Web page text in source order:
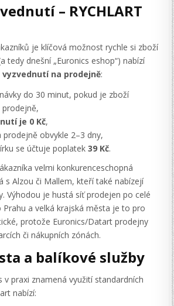
– RYCHLART
je klíčová možnost rychle si zboží
tedy dnešní „Euronics eshop“) nabízí
vyzvednutí na prodejně:
do 30 minut, pokud je zboží
prodejně,
je 0 Kč,
prodejně obvykle 2–3 dny,
se účtuje poplatek39 Kč.
velmi konkurenceschopná
s Alzou či Mallem, kteří také nabízejí
Výhodou je hustá síť prodejen po celé
Prahu a velká krajská města je to pro
protože Euronics/Datart prodejny
či nákupních zónách.
a balíkové služby
v praxi znamená využití standardních
nabízí: